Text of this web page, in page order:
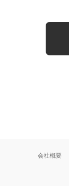
会社概要